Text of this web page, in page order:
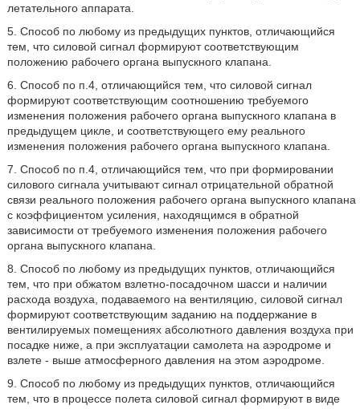
летательного аппарата.
5. Способ по любому из предыдущих пунктов, отличающийся
тем, что силовой сигнал формируют соответствующим
положению рабочего органа выпускного клапана.
6. Способ по п.4, отличающийся тем, что силовой сигнал
формируют соответствующим соотношению требуемого
изменения положения рабочего органа выпускного клапана в
предыдущем цикле, и соответствующего ему реального
изменения положения рабочего органа выпускного клапана.
7. Способ по п.4, отличающийся тем, что при формировании
силового сигнала учитывают сигнал отрицательной обратной
связи реального положения рабочего органа выпускного клапана
с коэффициентом усиления, находящимся в обратной
зависимости от требуемого изменения положения рабочего
органа выпускного клапана.
8. Способ по любому из предыдущих пунктов, отличающийся
тем, что при обжатом взлетно-посадочном шасси и наличии
расхода воздуха, подаваемого на вентиляцию, силовой сигнал
формируют соответствующим заданию на поддержание в
вентилируемых помещениях абсолютного давления воздуха при
посадке ниже, а при эксплуатации самолета на аэродроме и
взлете - выше атмосферного давления на этом аэродроме.
9. Способ по любому из предыдущих пунктов, отличающийся
тем, что в процессе полета силовой сигнал формируют в виде